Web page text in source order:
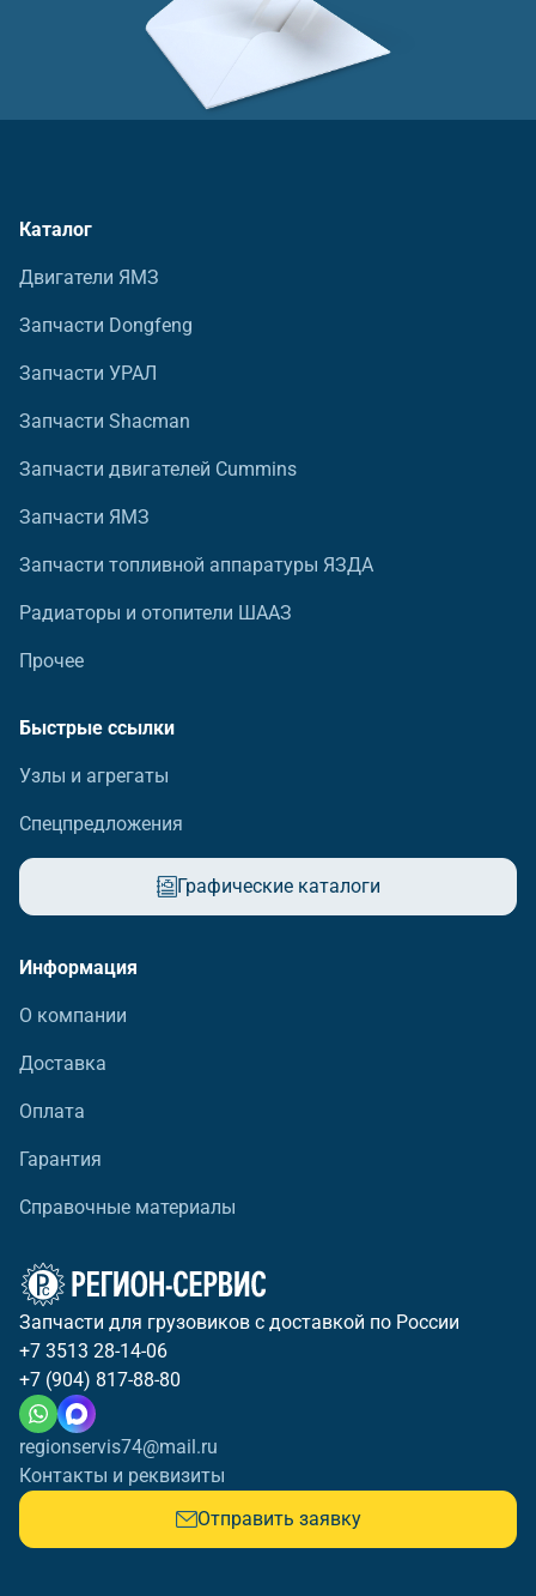
Каталог
Двигатели ЯМЗ
Запчасти Dongfeng
Запчасти УРАЛ
Запчасти Shacman
Запчасти двигателей Cummins
Запчасти ЯМЗ
Запчасти топливной аппаратуры ЯЗДА
Радиаторы и отопители ШААЗ
Прочее
Быстрые ссылки
Узлы и агрегаты
Спецпредложения
Графические каталоги
Информация
О компании
Доставка
Оплата
Гарантия
Справочные материалы
Запчасти для грузовиков с доставкой по России
+7 3513 28-14-06
+7 (904) 817-88-80
regionservis74@mail.ru
Контакты и реквизиты
Отправить заявку